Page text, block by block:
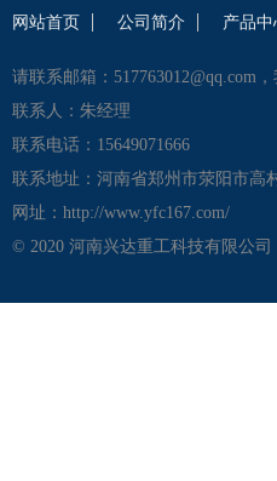
网站首页 公司简介 产品中
请联系邮箱：517763012@qq.com
联系人：朱经理
联系电话：15649071666
联系地址：河南省郑州市荥阳市高
网址：http://www.yfc167.com/
© 2020 河南兴达重工科技有限公司